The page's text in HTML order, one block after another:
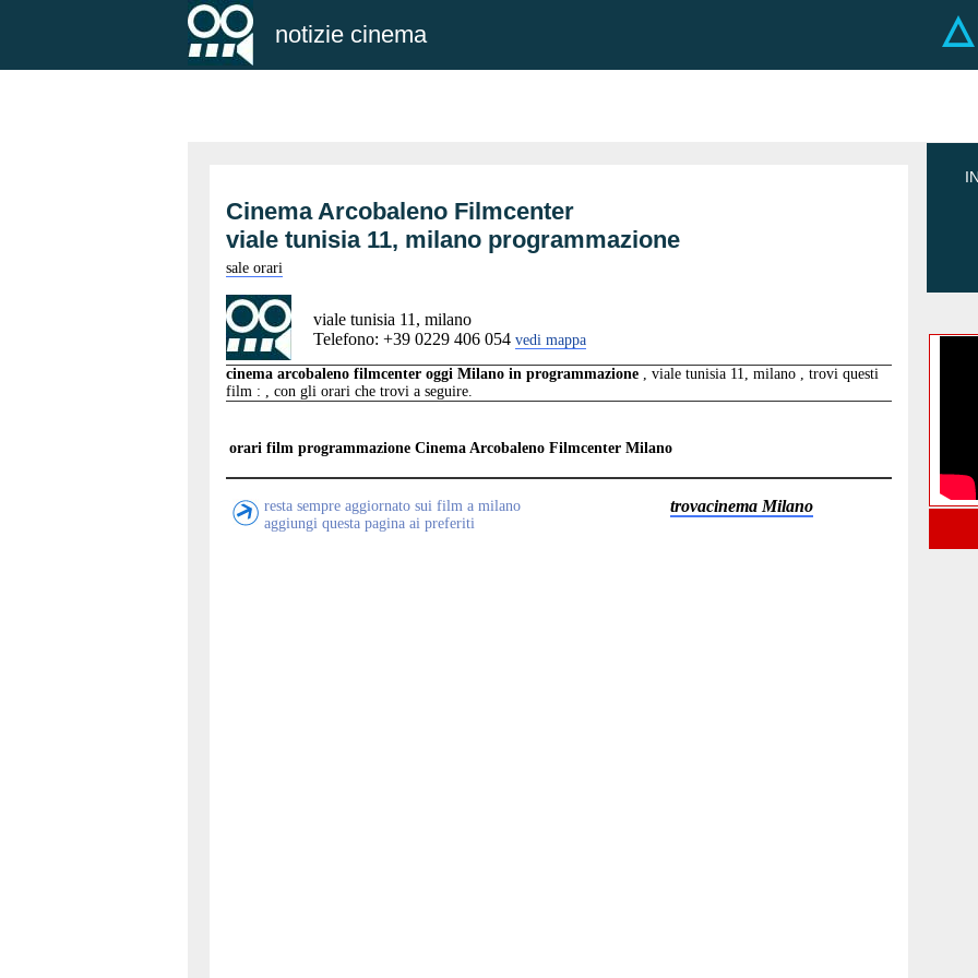
notizie cinema
Cinema Arcobaleno Filmcenter
viale tunisia 11, milano programmazione
sale orari
viale tunisia 11, milano
Telefono: +39 0229 406 054 vedi mappa
cinema arcobaleno filmcenter oggi Milano in programmazione , viale tunisia 11, milano , trovi questi
film : , con gli orari che trovi a seguire.
orari film programmazione Cinema Arcobaleno Filmcenter Milano
resta sempre aggiornato sui film a milano
aggiungi questa pagina ai preferiti
trovacinema Milano